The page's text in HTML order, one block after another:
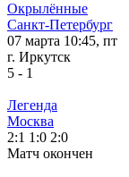
Окрылённые
Санкт-Петербург
07 марта 10:45, пт
г. Иркутск
5 - 1
Легенда
Москва
2:1 1:0 2:0
Матч окончен